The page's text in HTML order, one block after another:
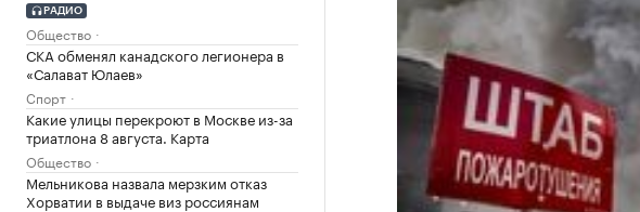
РАДИО
Общество
СКА обменял канадского легионера в
«Салават Юлаев»
Спорт
Какие улицы перекроют в Москве из-за
триатлона 8 августа. Карта
Общество
Мельникова назвала мерзким отказ
Хорватии в выдаче виз россиянам